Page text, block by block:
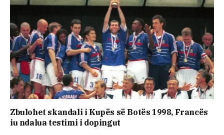
Zbulohet skandali i Kupës së Botës 1998, Francës
iu ndalua testimi i dopingut